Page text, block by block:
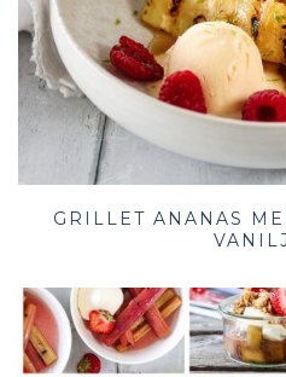
GRILLET ANANAS